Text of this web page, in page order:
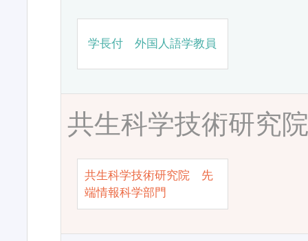
学長付 外国人語学教員
共生科学技術研究
共生科学技術研究院 先
端情報科学部門